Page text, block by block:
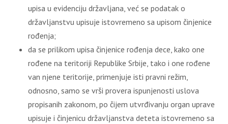
upisa u evidenciju državljana, već se podatak o
državljanstvu upisuje istovremeno sa upisom činjenice
rođenja;
da se prilikom upisa činjenice rođenja dece, kako one
rođene na teritoriji Republike Srbije, tako i one rođene
van njene teritorije, primenjuje isti pravni režim,
odnosno, samo se vrši provera ispunjenosti uslova
propisanih zakonom, po čijem utvrđivanju organ uprave
upisuje i činjenicu državljanstva deteta istovremeno sa